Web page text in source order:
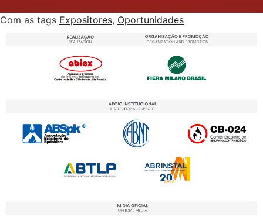
Com as tags Expositores, Oportunidades